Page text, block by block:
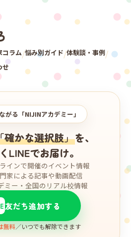
コラム/悩み別ガイド/体験談・事例/
せ
がる「NIJINアカデミー」
確かな選択肢」を、
LINEでお届け。
インで開催のイベント情報
家による記事や動画配信
ミー・全国のリアル校情報
友だち追加する
無料／いつでも解除できます